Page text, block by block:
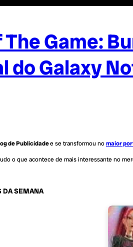
The Game:
do Galaxy
de Publicidadee se transformou nomaior
o que acontece de mais interessante no
DA SEMANA